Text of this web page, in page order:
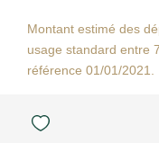
Montant estimé des
usage standard entre
référence 01/01/2021.